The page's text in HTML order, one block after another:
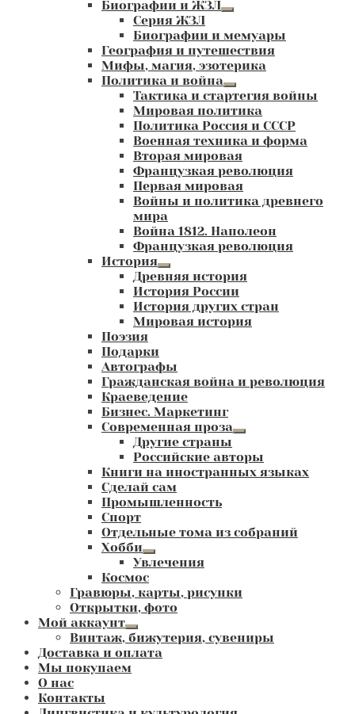
Биографии и ЖЗЛ
Развернутое
меню
Серия ЖЗЛ
Биографии и мемуары
География и путешествия
Мифы, магия, эзотерика
Политика и война
Развернутое
вложенное
меню
Тактика и стартегия войны
Мировая политика
Политика Россия и СССР
Военная техника и форма
Вторая мировая
Французкая революция
Первая мировая
Войны и политика древнего
мира
Война 1812. Наполеон
Французкая революция
История
Развернутое
вложенное
меню
Древняя история
История России
История других стран
Мировая история
Поэзия
Подарки
Автографы
Гражданская война и революция
Краеведение
Бизнес. Маркетинг
Современная проза
Развернутое
меню
Другие страны
Российские авторы
Книги на иностранных языках
Сделай сам
Промышленность
Спорт
Отдельные тома из собраний
Хобби
Развернутое
вложенное
меню
Увлечения
Космос
Гравюры, карты, рисунки
Открытки, фото
Мой аккаунт
Развернутое
вложенное
меню
Винтаж, бижутерия, сувениры
Доставка и оплата
Мы покупаем
О нас
Контакты